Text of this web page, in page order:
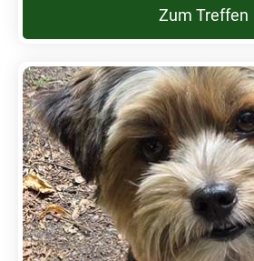
Zum Treffen